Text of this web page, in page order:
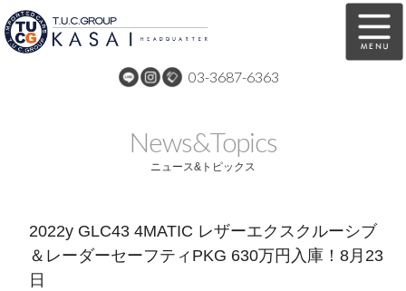
03-3687-6363
全国納車 特別作業
News&Topics
ニュース&トピックス
2022y GLC43 4MATIC レザーエクスクルーシブ
＆レーダーセーフティPKG 630万円入庫！8月23
日